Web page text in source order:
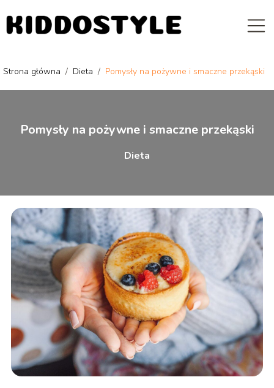
Strona główna / Dieta / Pomysły na pożywne i smaczne przekąski
Pomysły na pożywne i smaczne przekąski
Dieta